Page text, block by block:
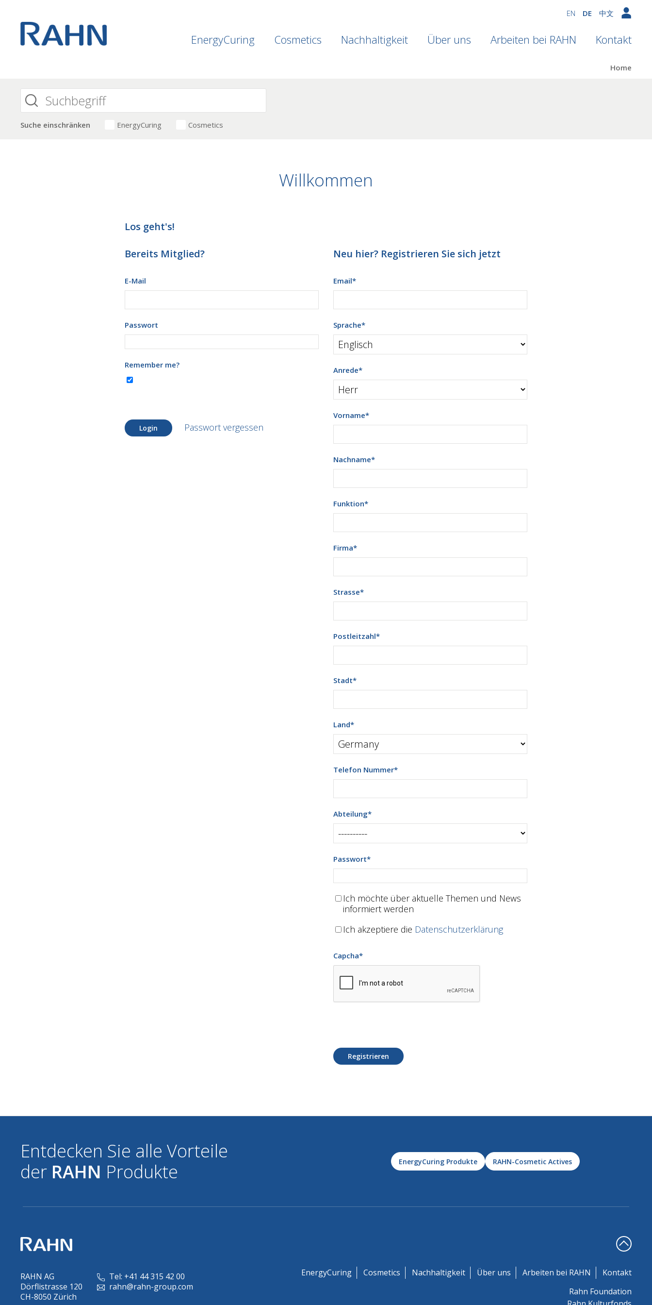
EN DE 中文
EnergyCuring Cosmetics Nachhaltigkeit Über uns Arbeiten bei RAHN Kontakt
Home
Suche einschränken EnergyCuring Cosmetics
Willkommen
Los geht's!
Bereits Mitglied?
E-Mail
Passwort
Remember me?
Login Passwort vergessen
Neu hier? Registrieren Sie sich jetzt
Email*
Sprache*
Anrede*
Vorname*
Nachname*
Funktion*
Firma*
Strasse*
Postleitzahl*
Stadt*
Land*
Telefon Nummer*
Abteilung*
Passwort*
Ich möchte über aktuelle Themen und News
informiert werden
Ich akzeptiere die Datenschutzerklärung
Capcha*
Registrieren
Entdecken Sie alle Vorteile
der RAHN Produkte EnergyCuring Produkte RAHN-Cosmetic Actives
RAHN AG
Dörflistrasse 120
CH-8050 Zürich
Tel: +41 44 315 42 00
rahn@rahn-group.com
EnergyCuring Cosmetics Nachhaltigkeit Über uns Arbeiten bei RAHN
Kontakt
Rahn Foundation